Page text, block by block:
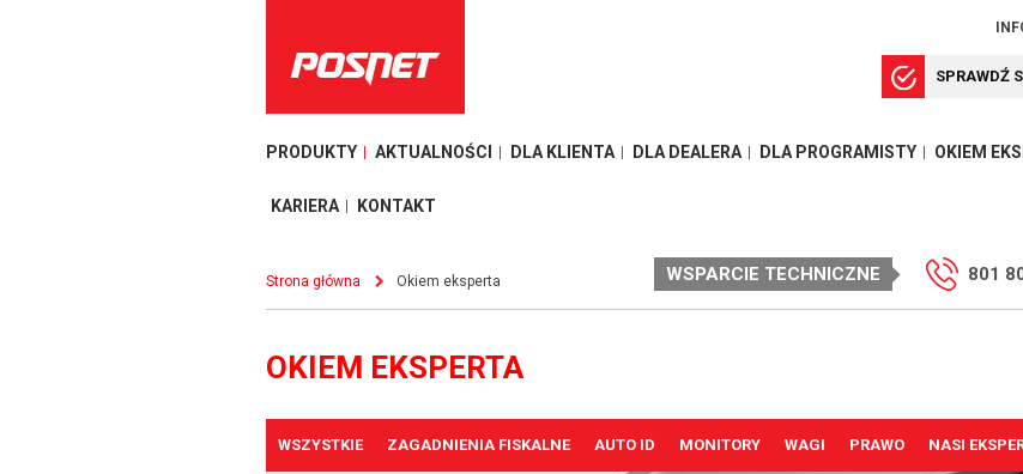
SPRAWDŹ
PRODUKTY AKTUALNOŚCI DLA KLIENTA DLA DEALERA DLA PROGRAMISTY OKIEM
KARIERA KONTAKT
Strona główna Okiem eksperta WSPARCIE TECHNICZNE 801
OKIEM EKSPERTA
WSZYSTKIE ZAGADNIENIA FISKALNE AUTO ID MONITORY WAGI PRAWO NASI